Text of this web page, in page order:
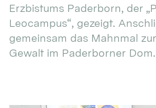
Erzbistums Paderborn, der
Leocampus“, gezeigt.
gemeinsam das Mahnmal
Gewalt im Paderborner Dom.